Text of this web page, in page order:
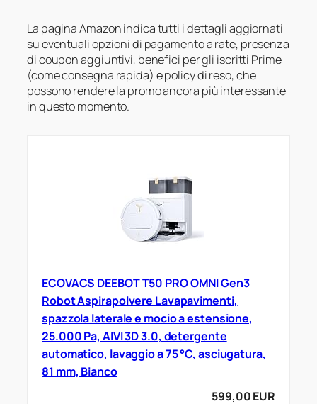
La pagina Amazon indica tutti i dettagli aggiornati
su eventuali opzioni di pagamento a rate, presenza
di coupon aggiuntivi, benefici per gli iscritti Prime
(come consegna rapida) e policy di reso, che
possono rendere la promo ancora più interessante
in questo momento.
ECOVACS DEEBOT T50 PRO OMNI Gen3
Robot Aspirapolvere Lavapavimenti,
spazzola laterale e mocio a estensione,
25.000 Pa, AIVI 3D 3.0, detergente
automatico, lavaggio a 75 °C, asciugatura,
81 mm, Bianco
599,00 EUR